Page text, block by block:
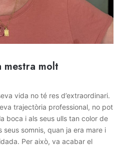
mestra molt
vida no té res d’extraordinari.
trajectòria professional, no pot
boca i als seus ulls tan color de
somnis, quan ja era mare i
Per això, va acabar el